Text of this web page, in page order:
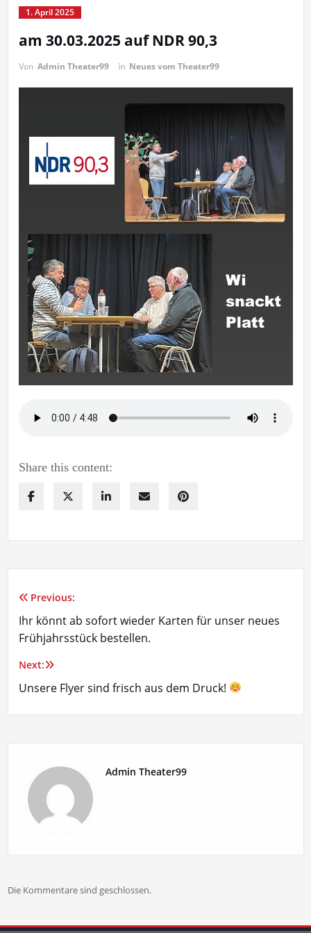
1. April 2025
am 30.03.2025 auf NDR 90,3
Von Admin Theater99 in Neues vom Theater99
Share this content:
Beitragsnavigation
Previous:
Ihr könnt ab sofort wieder Karten für unser neues
Frühjahrsstück bestellen.
Next:
Unsere Flyer sind frisch aus dem Druck!
Admin Theater99
Die Kommentare sind geschlossen.